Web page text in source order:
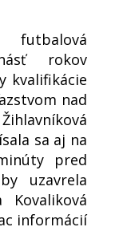
rokov
kvalifikácie
nad
sa aj na
pred
uzavrela
informácií